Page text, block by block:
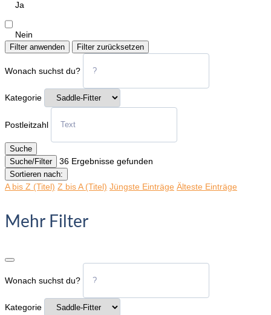
Ja
Nein
Filter anwenden Filter zurücksetzen
Wonach suchst du?
Kategorie
Postleitzahl
Suche
Suche/Filter
36 Ergebnisse gefunden
Sortieren nach:
A bis Z (Titel) Z bis A (Titel) Jüngste Einträge Älteste Einträge
Mehr Filter
Wonach suchst du?
Kategorie